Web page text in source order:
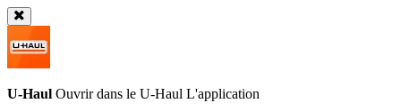
U-Haul Ouvrir dans le U-Haul L'application